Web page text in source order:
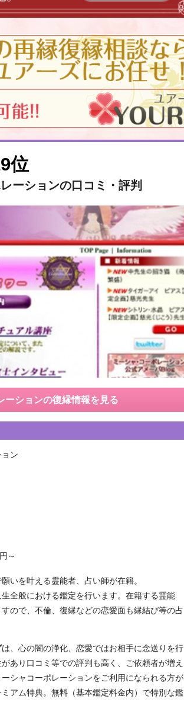
位
ーションの口コミ・評判
ーションの復縁情報を見る
ン
～
いを叶える霊能者、占い師が在籍。
全般における鑑定を行います。在籍する霊能
ので、不倫、復縁などの恋愛面も縁結び等の占
は、心の闇の浄化、恋愛ではお相手に念送りを行
あり口コミ等での評判も高く、ご依頼者が増え
シャコーポレーションをご利用になられる方が
アム特典。無料（基本鑑定料金内）で特別な鑑